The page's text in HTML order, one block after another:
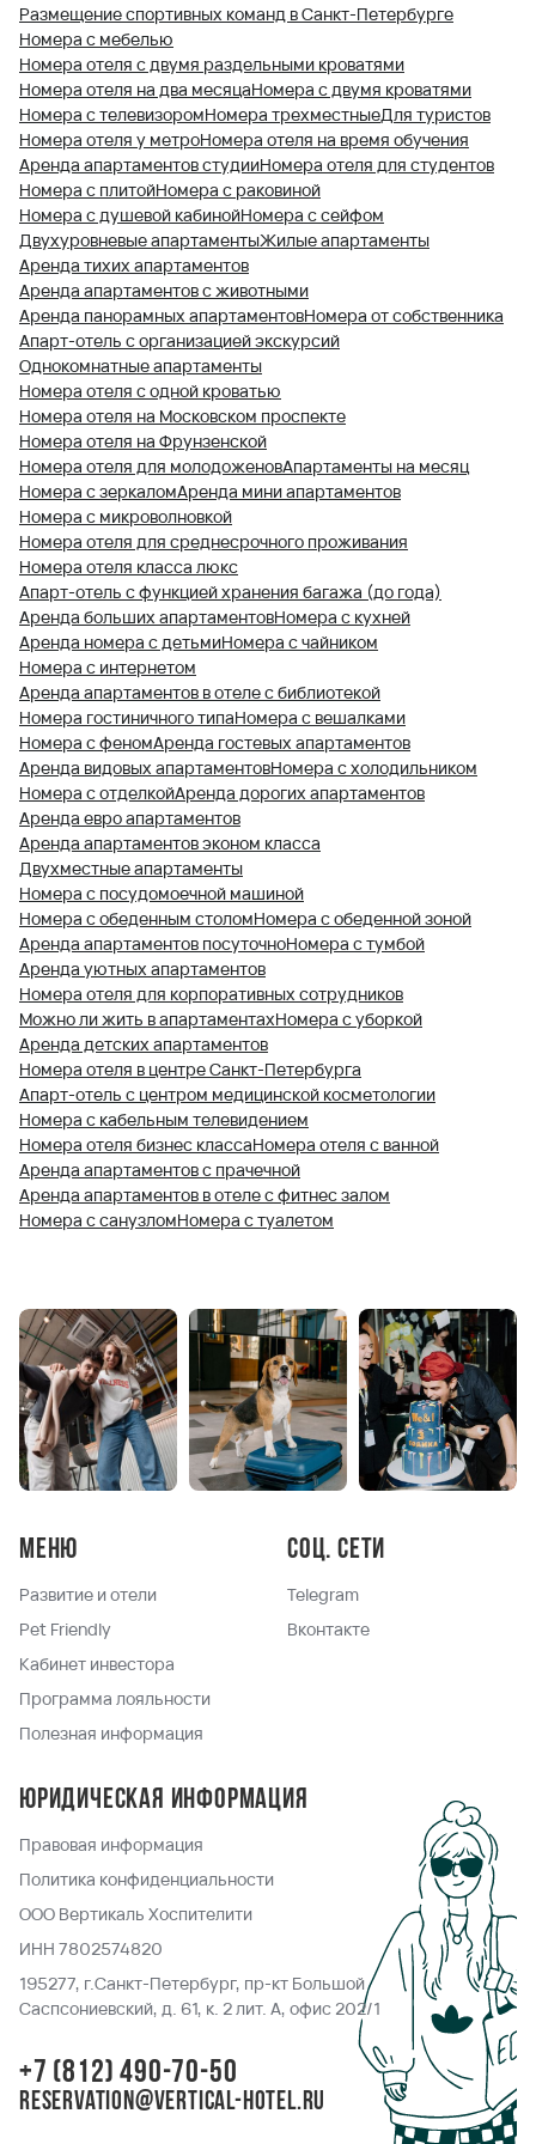
Размещение спортивных команд в Санкт-Петербурге
Номера с мебелью
Номера отеля с двумя раздельными кроватями
Номера отеля на два месяцаНомера с двумя кроватями
Номера с телевизоромНомера трехместныеДля туристов
Номера отеля у метроНомера отеля на время обучения
Аренда апартаментов студииНомера отеля для студентов
Номера с плитойНомера с раковиной
Номера с душевой кабинойНомера с сейфом
Двухуровневые апартаментыЖилые апартаменты
Аренда тихих апартаментов
Аренда апартаментов с животными
Аренда панорамных апартаментовНомера от собственника
Апарт-отель с организацией экскурсий
Однокомнатные апартаменты
Номера отеля с одной кроватью
Номера отеля на Московском проспекте
Номера отеля на Фрунзенской
Номера отеля для молодоженовАпартаменты на месяц
Номера с зеркаломАренда мини апартаментов
Номера с микроволновкой
Номера отеля для среднесрочного проживания
Номера отеля класса люкс
Апарт-отель с функцией хранения багажа (до года)
Аренда больших апартаментовНомера с кухней
Аренда номера с детьмиНомера с чайником
Номера с интернетом
Аренда апартаментов в отеле с библиотекой
Номера гостиничного типаНомера с вешалками
Номера с феномАренда гостевых апартаментов
Аренда видовых апартаментовНомера с холодильником
Номера с отделкойАренда дорогих апартаментов
Аренда евро апартаментов
Аренда апартаментов эконом класса
Двухместные апартаменты
Номера с посудомоечной машиной
Номера с обеденным столомНомера с обеденной зоной
Аренда апартаментов посуточноНомера с тумбой
Аренда уютных апартаментов
Номера отеля для корпоративных сотрудников
Можно ли жить в апартаментахНомера с уборкой
Аренда детских апартаментов
Номера отеля в центре Санкт-Петербурга
Апарт-отель с центром медицинской косметологии
Номера с кабельным телевидением
Номера отеля бизнес классаНомера отеля с ванной
Аренда апартаментов с прачечной
Аренда апартаментов в отеле с фитнес залом
Номера с санузломНомера с туалетом
Меню
Развитие и отели
Pet Friendly
Кабинет инвестора
Программа лояльности
Полезная информация
Соц. сети
Telegram
Вконтакте
Юридическая информация
Правовая информация
Политика конфиденциальности
ООО Вертикаль Хоспителити
ИНН 7802574820
195277, г.Санкт-Петербург, пр-кт Большой
Саспсониевский, д. 61, к. 2 лит. А, офис 202/1
+7 (812) 490-70-50
reservation@vertical-hotel.ru